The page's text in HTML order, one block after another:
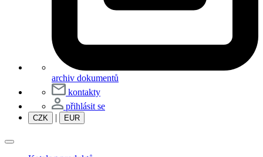
archiv dokumentů
kontakty
přihlásit se
CZK | EUR